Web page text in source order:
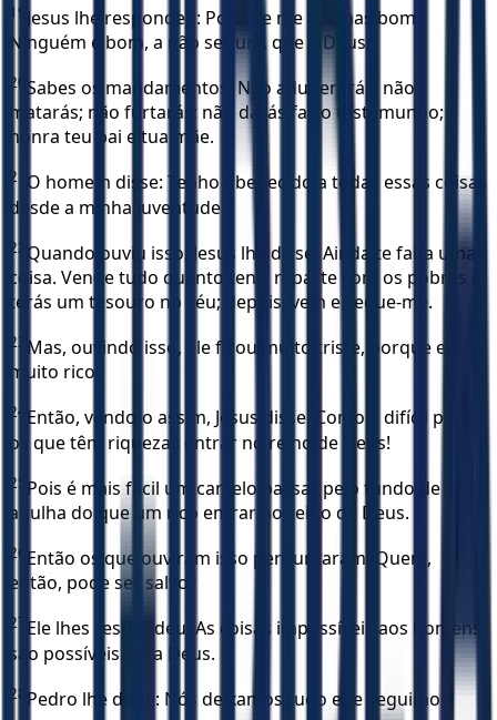
19 Jesus lhe respondeu: Por que me chamas bom?
Ninguém é bom, a não ser um, que é Deus.
20 Sabes os mandamentos: Não adulterarás; não
matarás; não furtarás; não darás falso testemunho;
honra teu pai e tua mãe.
21
O homem disse: Tenho obedecido a todas essas coisas
desde a minha juventude.
22 Quando ouviu isso, Jesus lhe disse: Ainda te falta uma
coisa. Vende tudo quanto tens, reparte com os pobres e
terás um tesouro no céu; depois, vem e segue-me.
23 Mas, ouvindo isso, ele ficou muito triste, porque era
muito rico.
24 Então, vendo-o assim, Jesus disse: Como é difícil para
os que têm riquezas entrar no reino de Deus!
25 Pois é mais fácil um camelo passar pelo fundo de uma
agulha do que um rico entrar no reino de Deus.
26 Então os que ouviram isso perguntaram: Quem,
então, pode ser salvo?
27 Ele lhes respondeu: As coisas impossíveis aos homens
são possíveis para Deus.
28 Pedro lhe disse: Nós deixamos tudo e te seguimos.